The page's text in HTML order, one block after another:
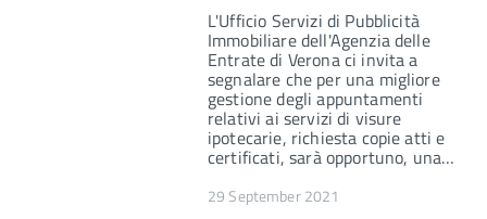
L'Ufficio Servizi di Pubblicità
Immobiliare dell'Agenzia delle
Entrate di Verona ci invita a
segnalare che per una migliore
gestione degli appuntamenti
relativi ai servizi di visure
ipotecarie, richiesta copie atti e
certificati, sarà opportuno, una…
29 September 2021